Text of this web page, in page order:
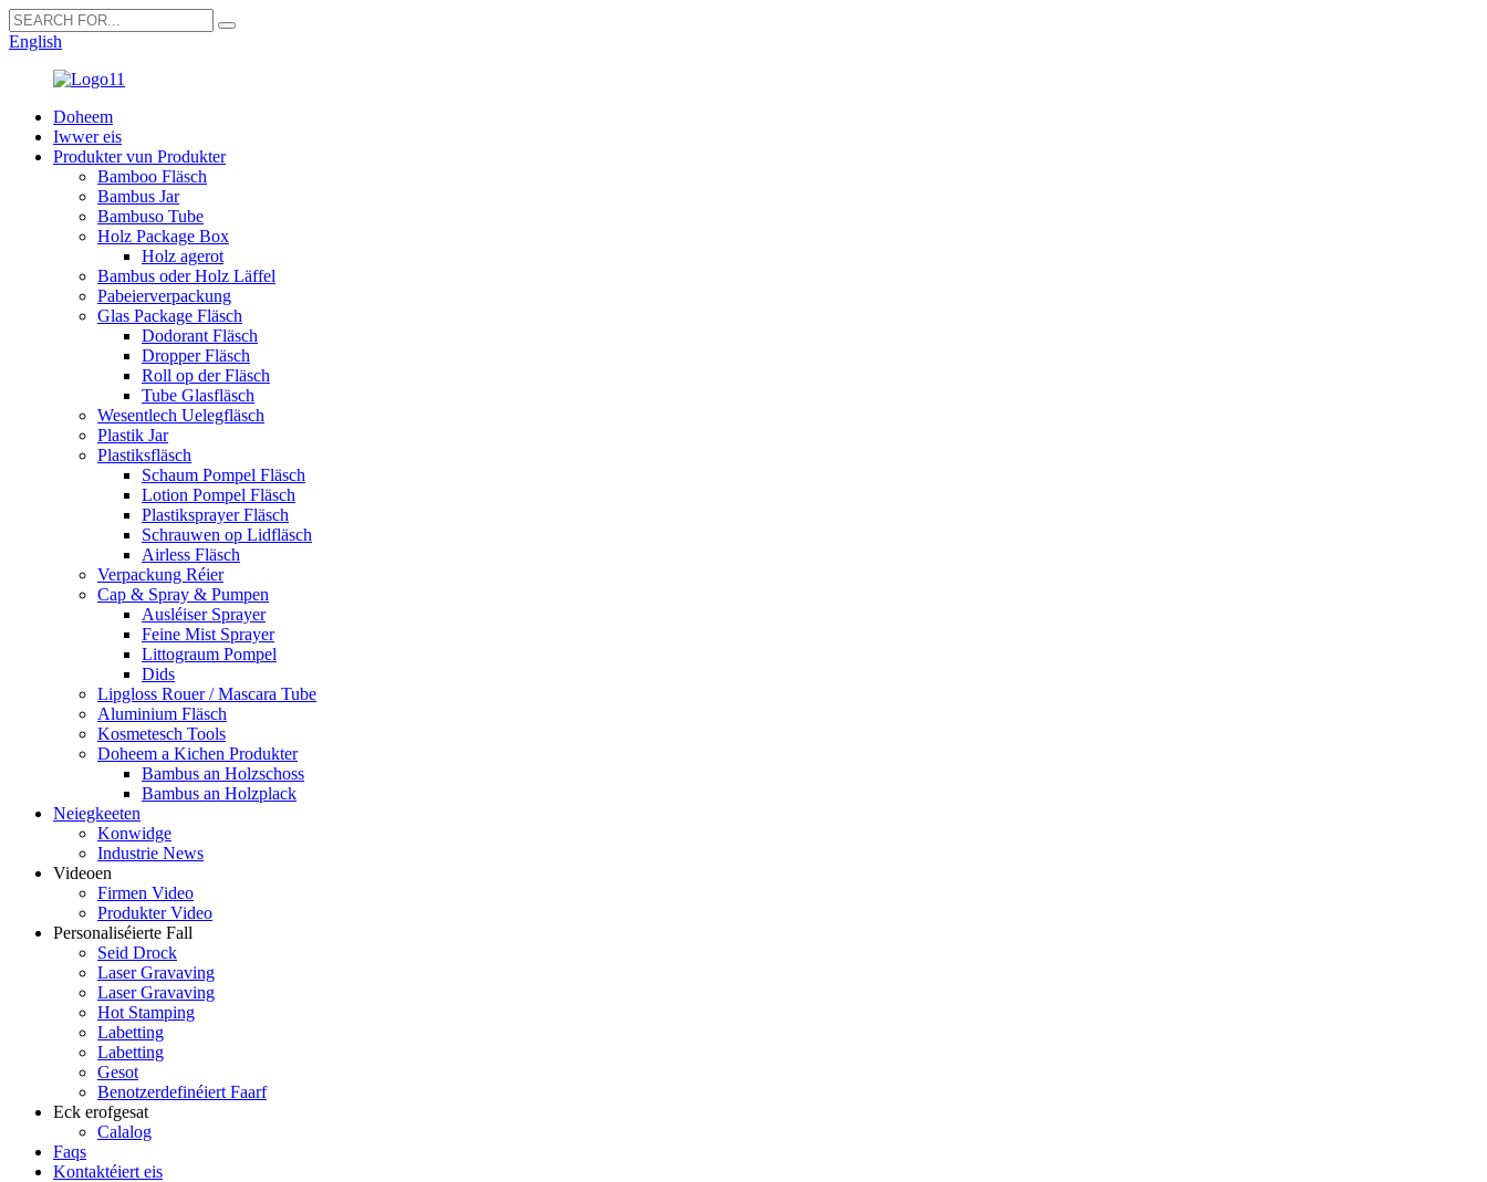
English
Doheem
Iwwer eis
Produkter vun Produkter
Bamboo Fläsch
Bambus Jar
Bambuso Tube
Holz Package Box
Holz agerot
Bambus oder Holz Läffel
Pabeierverpackung
Glas Package Fläsch
Dodorant Fläsch
Dropper Fläsch
Roll op der Fläsch
Tube Glasfläsch
Wesentlech Uelegfläsch
Plastik Jar
Plastiksfläsch
Schaum Pompel Fläsch
Lotion Pompel Fläsch
Plastiksprayer Fläsch
Schrauwen op Lidfläsch
Airless Fläsch
Verpackung Réier
Cap & Spray & Pumpen
Ausléiser Sprayer
Feine Mist Sprayer
Littograum Pompel
Dids
Lipgloss Rouer / Mascara Tube
Aluminium Fläsch
Kosmetesch Tools
Doheem a Kichen Produkter
Bambus an Holzschoss
Bambus an Holzplack
Neiegkeeten
Konwidge
Industrie News
Videoen
Firmen Video
Produkter Video
Personaliséierte Fall
Seid Drock
Laser Gravaving
Laser Gravaving
Hot Stamping
Labetting
Labetting
Gesot
Benotzerdefinéiert Faarf
Eck erofgesat
Calalog
Faqs
Kontaktéiert eis